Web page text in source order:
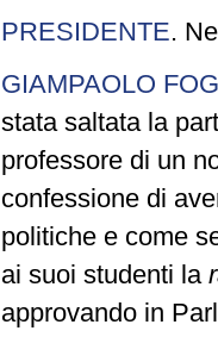
PRESIDENTE.
GIAMPAOLO
stata saltata la
professore di un
confessione di
politiche e come
ai suoi studenti la
approvando in